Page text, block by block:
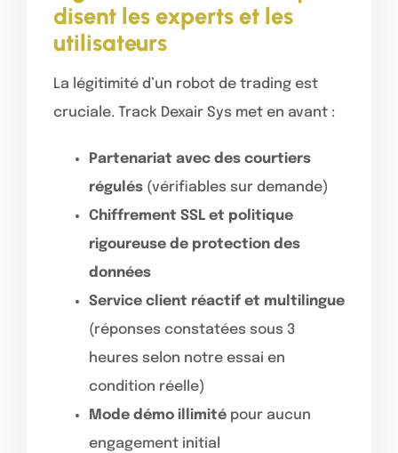
disent les experts et les
utilisateurs
La légitimité d’un robot de trading est
cruciale. Track Dexair Sys met en avant :
Partenariat avec des courtiers
régulés (vérifiables sur demande)
Chiffrement SSL et politique
rigoureuse de protection des
données
Service client réactif et multilingue
(réponses constatées sous 3
heures selon notre essai en
condition réelle)
Mode démo illimité pour aucun
engagement initial